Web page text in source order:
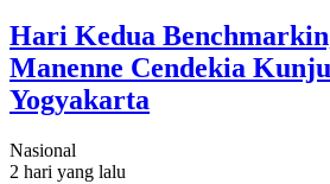
Hari Kedua
Manenne Cendekia
Yogyakarta
Nasional
2 hari yang lalu